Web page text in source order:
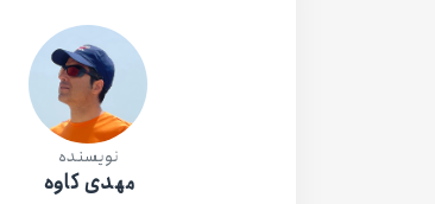
نویسنده
مهدی کاوه